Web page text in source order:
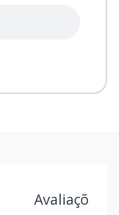
Avaliações